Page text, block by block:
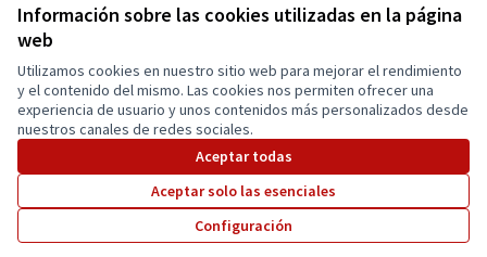
Información sobre las cookies utilizadas en la página
web
Utilizamos cookies en nuestro sitio web para mejorar el rendimiento
y el contenido del mismo. Las cookies nos permiten ofrecer una
experiencia de usuario y unos contenidos más personalizados desde
nuestros canales de redes sociales.
Aceptar todas
Aceptar solo las esenciales
Configuración
Términos y condiciones de uso
Configuración de cookies
Cuenca Participa en X
(Enlace externo)
Cuenca Participa en Facebook
Cuenca Participa en Instagram
Web creada consoftware libre .
Con licencia
(Enlace